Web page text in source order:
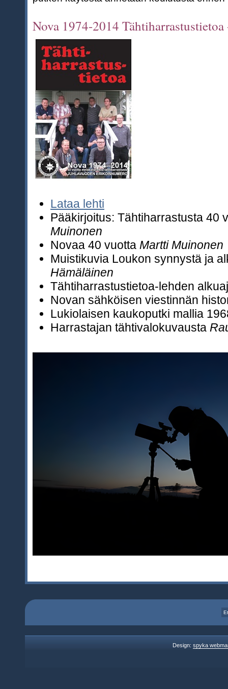
Nova 1974-2014
Lataa lehti
Pääkirjoitus: Tähtiharrastusta 40
Muinonen
Novaa 40 vuotta Martti Muinonen
Muistikuvia Loukon synnystä ja
Hämäläinen
Tähtiharrastustietoa-lehden
Novan sähköisen viestinnän
Lukiolaisen kaukoputki mallia
Harrastajan tähtivalokuvausta
Design: spyka